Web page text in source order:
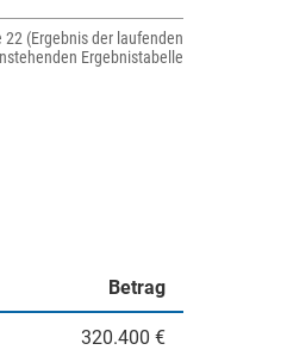
100 €
(Ergebnis der laufenden
Ergebnistabelle
Betrag
320.400 €